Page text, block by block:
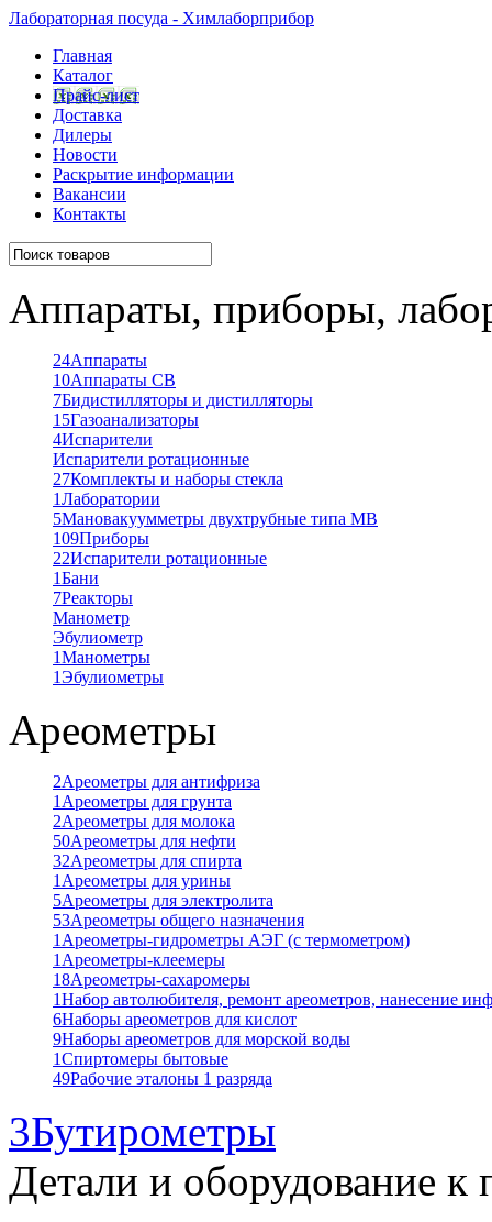
Лабораторная посуда - Химлаборприбор
Главная
Каталог
Прайс-лист
Доставка
Дилеры
Новости
Раскрытие информации
Вакансии
Контакты
Аппараты, приборы,
24Аппараты
10Аппараты СВ
7Бидистилляторы и дистилляторы
15Газоанализаторы
4Испарители
Испарители ротационные
27Комплекты и наборы стекла
1Лаборатории
5Мановакуумметры двухтрубные типа МВ
109Приборы
22Испарители ротационные
1Бани
7Реакторы
Манометр
Эбулиометр
1Манометры
1Эбулиометры
Ареометры
2Ареометры для антифриза
1 Ареометры для грунта
2Ареометры для молока
50Ареометры для нефти
32Ареометры для спирта
1 Ареометры для урины
5Ареометры для электролита
53Ареометры общего назначения
1 Ареометры-гидрометры АЭГ (с термометром)
1 Ареометры-клеемеры
18Ареометры-сахаромеры
1Набор автолюбителя, ремонт ареометров, нанесение
6Наборы ареометров для кислот
9Наборы ареометров для морской воды
1Спиртомеры бытовые
49Рабочие эталоны 1 разряда
3Бутирометры
Детали и оборудование к